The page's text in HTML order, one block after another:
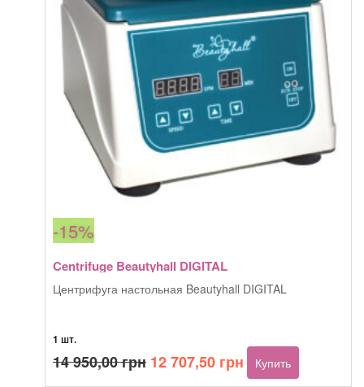
-15%
Centrifuge Beautyhall DIGITAL
Центрифуга настольная Beautyhall DIGITAL
1 шт.
14 950,00грн Первоначальная
12 707,50 грнТекущая
цена:
Купить